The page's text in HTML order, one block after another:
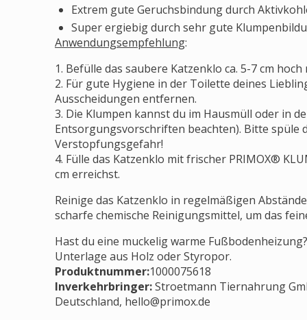
Extrem gute Geruchsbindung durch
Super ergiebig durch sehr gute
Anwendungsempfehlung:
1. Befülle das saubere Katzenklo ca. 5-7 cm hoch
2. Für gute Hygiene in der Toilette deines
Ausscheidungen entfernen.
3. Die Klumpen kannst du im Hausmüll oder in
Entsorgungsvorschriften beachten). Bitte spüle
Verstopfungsgefahr!
4. Fülle das Katzenklo mit frischer PRIMOX®
cm erreichst.
Reinige das Katzenklo in regelmäßigen
scharfe chemische Reinigungsmittel, um das
Hast du eine muckelig warme
Unterlage aus Holz oder Styropor.
Produktnummer:1000075618
Inverkehrbringer:Stroetmann Tiernahrung
Deutschland, hello@primox.de